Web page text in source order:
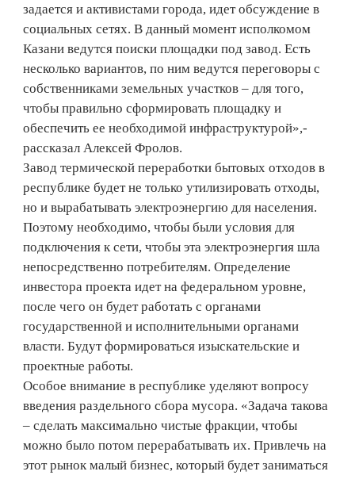
задается и активистами города, идет обсуждение в
социальных сетях. В данный момент исполкомом
Казани ведутся поиски площадки под завод. Есть
несколько вариантов, по ним ведутся переговоры с
собственниками земельных участков – для того,
чтобы правильно сформировать площадку и
обеспечить ее необходимой инфраструктурой»,-
рассказал Алексей Фролов.
Завод термической переработки бытовых отходов в
республике будет не только утилизировать отходы,
но и вырабатывать электроэнергию для населения.
Поэтому необходимо, чтобы были условия для
подключения к сети, чтобы эта электроэнергия шла
непосредственно потребителям. Определение
инвестора проекта идет на федеральном уровне,
после чего он будет работать с органами
государственной и исполнительными органами
власти. Будут формироваться изыскательские и
проектные работы.
Особое внимание в республике уделяют вопросу
введения раздельного сбора мусора. «Задача такова
– сделать максимально чистые фракции, чтобы
можно было потом перерабатывать их. Привлечь на
этот рынок малый бизнес, который будет заниматься